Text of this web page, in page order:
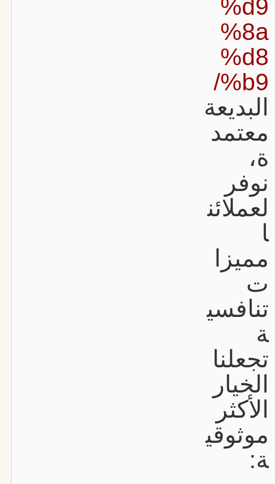
%d9
%8a
%d8
%b9/
البديعة
معتمد
ة،
نوفر
لعملائن
ا
مميزا
ت
تنافسي
ة
تجعلنا
الخيار
الأكثر
موثوقي
ة: